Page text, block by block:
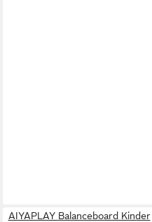
AIYAPLAY Balanceboard Kinder